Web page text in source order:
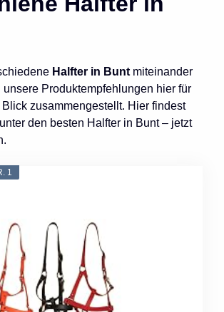
Halfter in Bunt miteinander
Produktempfehlungen hier für
zusammengestellt. Hier findest
den besten Halfter in Bunt – jetzt
1